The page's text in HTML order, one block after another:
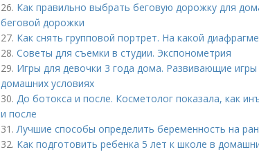
26. Как правильно выбрать беговую дорожку для
беговой дорожки
27. Как снять групповой портрет. На какой
28. Советы для съемки в студии. Экспонометрия
29. Игры для девочки 3 года дома. Развивающие
домашних условиях
30. До ботокса и после. Косметолог показала, как
и после
31.Лучшие способы определить беременность на
32. Как подготовить ребенка 5 лет к школе в